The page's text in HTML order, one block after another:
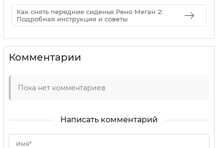
Как снять передние сиденья Рено Меган 2:
Подробная инструкция и советы
Комментарии
Пока нет комментариев
Написать комментарий
Имя*